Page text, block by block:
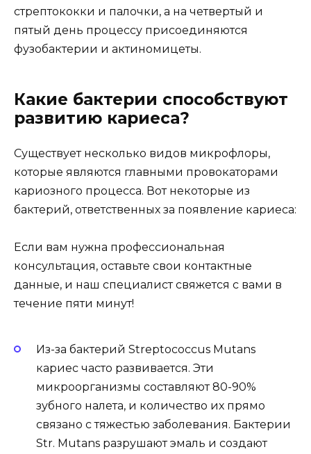
стрептококки и палочки, а на четвертый и
пятый день процессу присоединяются
фузобактерии и актиномицеты.
Какие бактерии способствуют
развитию кариеса?
Существует несколько видов микрофлоры,
которые являются главными провокаторами
кариозного процесса. Вот некоторые из
бактерий, ответственных за появление кариеса:
Если вам нужна профессиональная
консультация, оставьте свои контактные
данные, и наш специалист свяжется с вами в
течение пяти минут!
Из-за бактерий Streptococcus Mutans
кариес часто развивается. Эти
микроорганизмы составляют 80-90%
зубного налета, и количество их прямо
связано с тяжестью заболевания. Бактерии
Str. Mutans разрушают эмаль и создают